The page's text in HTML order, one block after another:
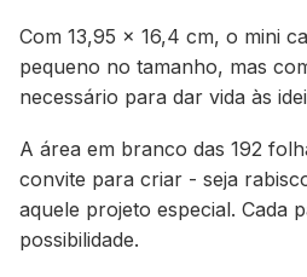
Com 13,95 x 16,4 cm, o mini
pequeno no tamanho, mas
necessário para dar vida às
A área em branco das 192
convite para criar - seja
aquele projeto especial. Cada
possibilidade.